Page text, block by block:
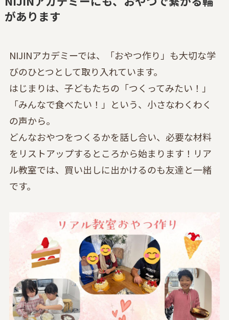
があります
NIJINアカデミーでは、「おやつ作り」も大切な学
びのひとつとして取り入れています。
はじまりは、子どもたちの「つくってみたい！」
「みんなで食べたい！」という、小さなわくわく
の声から。
どんなおやつをつくるかを話し合い、必要な材料
をリストアップするところから始まります！リア
ル教室では、買い出しに出かけるのも友達と一緒
です。